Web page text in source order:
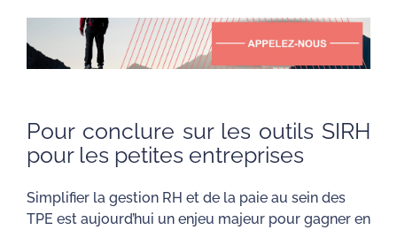
Pour conclure sur les outils SIRH
pour les petites entreprises
Simplifier la gestion RH et de la paie au sein des
TPE est aujourd’hui un enjeu majeur pour gagner en